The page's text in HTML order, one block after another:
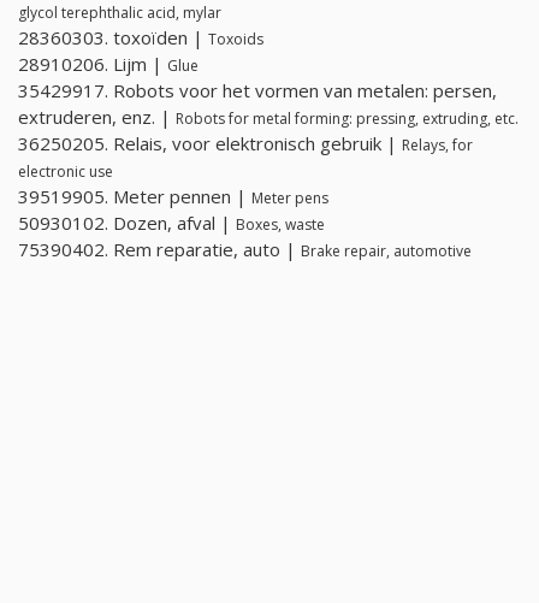
glycol terephthalic acid, mylar
28360303. toxoïden | Toxoids
28910206. Lijm | Glue
35429917. Robots voor het vormen van metalen: persen,
extruderen, enz. | Robots for metal forming: pressing, extruding, etc.
36250205. Relais, voor elektronisch gebruik | Relays, for
electronic use
39519905. Meter pennen | Meter pens
50930102. Dozen, afval | Boxes, waste
75390402. Rem reparatie, auto | Brake repair, automotive